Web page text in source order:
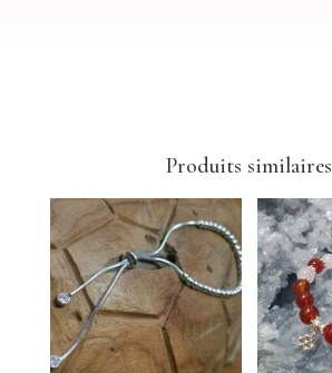
Produits similaires